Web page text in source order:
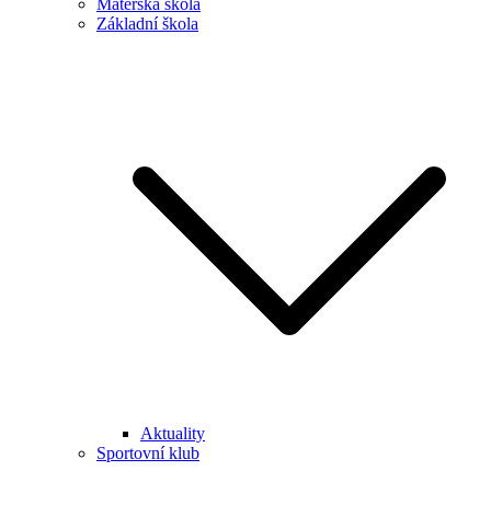
Mateřská škola
Základní škola
Aktuality
Sportovní klub